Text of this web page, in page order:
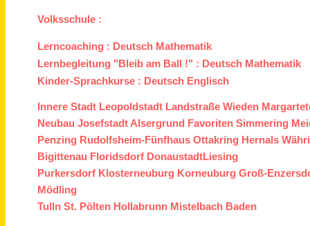
Volksschule :
Lerncoaching : Deutsch Mathematik
Lernbegleitung "Bleib am Ball !" : Deutsch Mathematik
Kinder-Sprachkurse : Deutsch Englisch
Innere Stadt Leopoldstadt Landstraße Wieden
Neubau Josefstadt Alsergrund Favoriten Simmering
Penzing Rudolfsheim-Fünfhaus Ottakring Hernals
Bigittenau Floridsdorf DonaustadtLiesing
Purkersdorf Klosterneuburg Korneuburg Groß-
Mödling
Tulln St. Pölten Hollabrunn Mistelbach Baden